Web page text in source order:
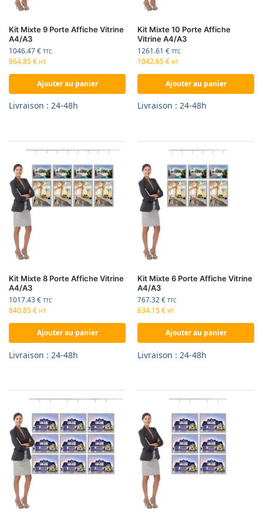
Kit Mixte 9 Porte Affiche Vitrine
A4/A3
1046.47€ TTC
864.85€ HT
Ajouter au panier
Livraison : 24-48h
Kit Mixte 10 Porte Affiche
Vitrine A4/A3
1261.61 € TTC
1042.65€ HT
Ajouter au panier
Livraison : 24-48h
Kit Mixte 8 Porte Affiche Vitrine
A4/A3
1017.43€ TTC
840.85€ HT
Ajouter au panier
Livraison : 24-48h
Kit Mixte 6 Porte Affiche Vitrine
A4/A3
767.32€ TTC
634.15€ HT
Ajouter au panier
Livraison : 24-48h